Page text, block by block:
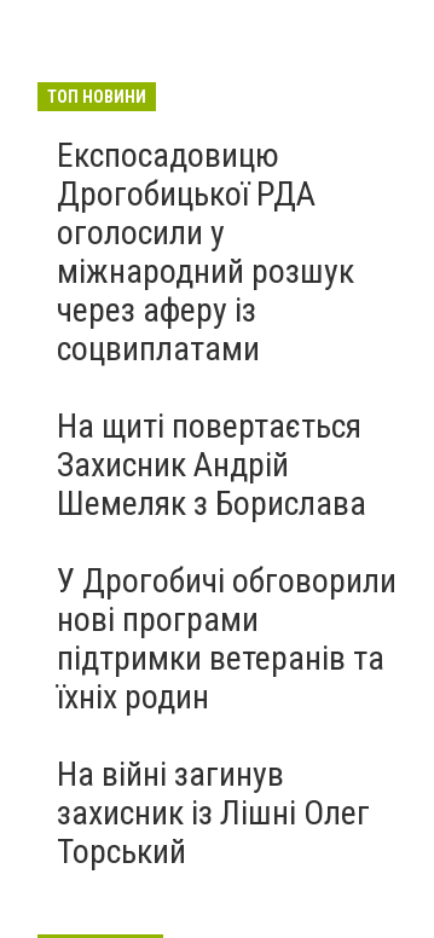
ТОП НОВИНИ
Експосадовицю
Дрогобицької РДА
оголосили у
міжнародний розшук
через аферу із
соцвиплатами
На щиті повертається
Захисник Андрій
Шемеляк з Борислава
У Дрогобичі обговорили
нові програми
підтримки ветеранів та
їхніх родин
На війні загинув
захисник із Лішні Олег
Торський